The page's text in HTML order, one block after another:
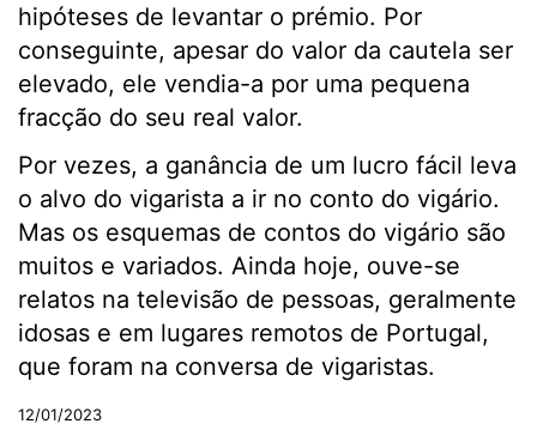
hipóteses de levantar o prémio. Por
conseguinte, apesar do valor da cautela ser
elevado, ele vendia-a por uma pequena
fracção do seu real valor.
Por vezes, a ganância de um lucro fácil leva
o alvo do vigarista a ir no conto do vigário.
Mas os esquemas de contos do vigário são
muitos e variados. Ainda hoje, ouve-se
relatos na televisão de pessoas, geralmente
idosas e em lugares remotos de Portugal,
que foram na conversa de vigaristas.
12/01/2023